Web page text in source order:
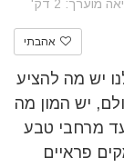
מוערך: 2 דק'
אהבתי
יש מה להציע
יש המון מה
מרחבי טבע
פראיים